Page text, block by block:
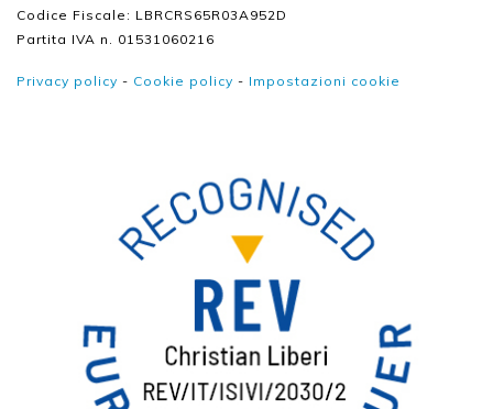
Codice Fiscale: LBRCRS65R03A952D
Partita IVA n. 01531060216
Privacy policy - Cookie policy - Impostazioni cookie